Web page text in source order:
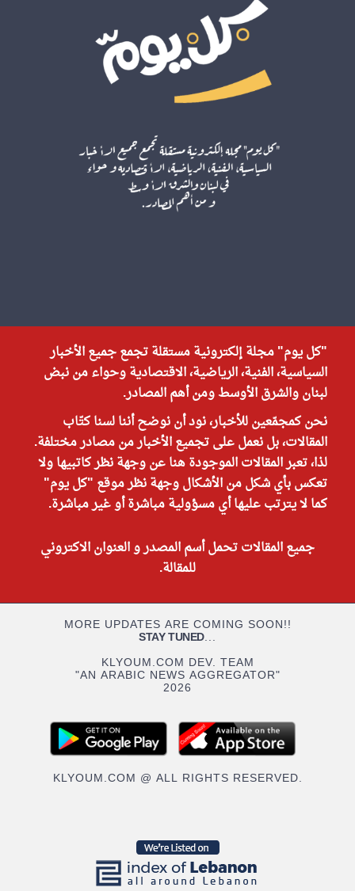
"كل يوم" مجلة إلكترونية مستقلة تجمع جميع الأخبار
السياسية، الفنية، الرياضية، الاقتصادية وحواء من نبض
لبنان والشرق الأوسط ومن أهم المصادر.
نحن كمجمّعين للأخبار، نود أن نوضح أننا لسنا كتّاب
المقالات، بل نعمل على تجميع الأخبار من مصادر مختلفة.
لذا، تعبر المقالات الموجودة هنا عن وجهة نظر كاتبيها ولا
تعكس بأي شكل من الأشكال وجهة نظر موقع "كل يوم"
كما لا يترتب عليها أي مسؤولية مباشرة أو غير مباشرة.
جميع المقالات تحمل أسم المصدر و العنوان الاكتروني
للمقالة.
MORE UPDATES ARE COMING SOON!!
STAY TUNED...
KLYOUM.COM DEV. TEAM
"AN ARABIC NEWS AGGREGATOR"
2026
KLYOUM.COM @ ALL RIGHTS RESERVED.